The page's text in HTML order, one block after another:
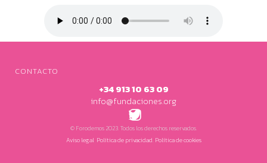
CONTACTO
+34 913 10 63 09
info@fundaciones.org
TWITTER
INSTAGRAM
© Forodemos 2023. Todos los derechos reservados.
Aviso legal. Política de privacidad. Política de cookies